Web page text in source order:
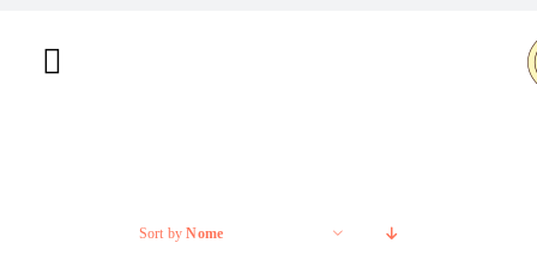
contenutoToggle
Sort byNome